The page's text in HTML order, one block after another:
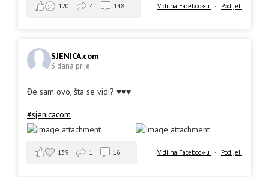
Vidi na Facebook-u · Podijeli
120 4 148
SJENICA.com
3 dana prije
Đe sam ovo, šta se vidi? ♥️♥️♥️
.
#sjenicacom
Vidi na Facebook-u · Podijeli
139 1 16